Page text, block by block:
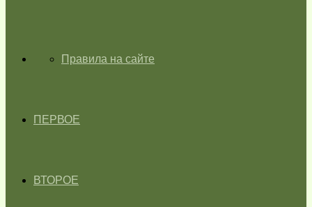
ГЛАВНАЯПравила на сайте
ПЕРВОЕ
ВТОРОЕ